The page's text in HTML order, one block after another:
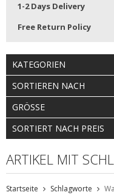
1-2 Days Delivery
Free Return Policy
KATEGORIEN
SORTIEREN NACH
GRÖSSE
SORTIERT NACH PREIS
ARTIKEL MIT
Startseite Schlagworte